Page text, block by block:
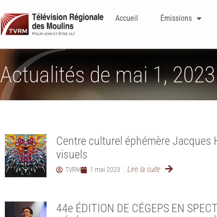
Accueil Émissions
Actualités de mai 1, 2023
Centre culturel éphémère
visuels
TVRM 1 mai 2023 Lire la suite
44e ÉDITION DE CÉGEPS EN